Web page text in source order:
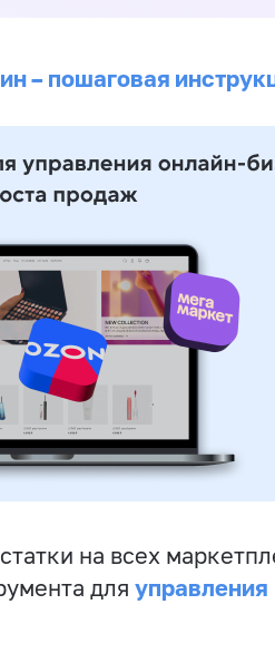
– пошаговая
на всех
для управления